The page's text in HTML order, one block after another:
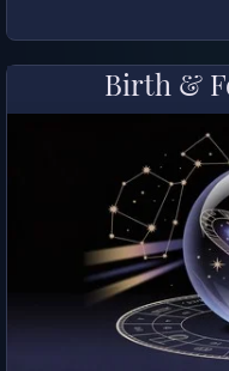
Birth &